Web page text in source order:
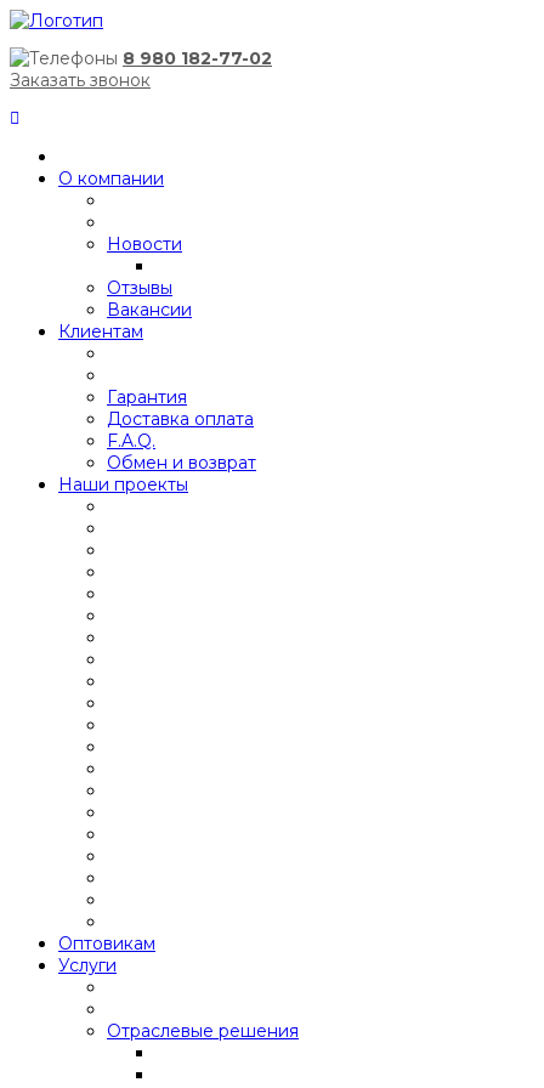
8 980 182-77-02
Заказать звонок
О компании
Новости
Отзывы
Вакансии
Клиентам
Гарантия
Доставка оплата
F.A.Q.
Обмен и возврат
Наши проекты
Оптовикам
Услуги
Отраслевые решения